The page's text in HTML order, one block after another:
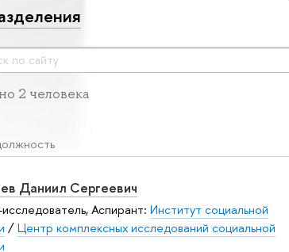
2 человека
Даниил Сергеевич
Аспирант: Институт социальной
/Центр комплексных исследований социальной